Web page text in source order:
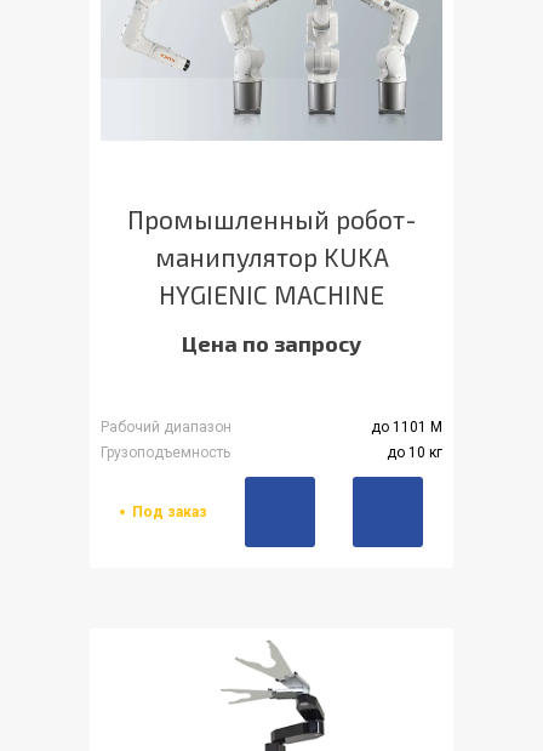
Промышленный робот-
манипулятор KUKA
HYGIENIC MACHINE
Цена по запросу
Рабочий диапазон
до 1101 М
Грузоподъемность
до 10 кг
Под заказ